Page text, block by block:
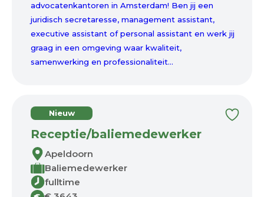
advocatenkantoren in Amsterdam! Ben jij een
juridisch secretaresse, management assistant,
executive assistant of personal assistant en werk jij
graag in een omgeving waar kwaliteit,
samenwerking en professionaliteit...
Nieuw
Receptie/baliemedewerker
Apeldoorn
Baliemedewerker
fulltime